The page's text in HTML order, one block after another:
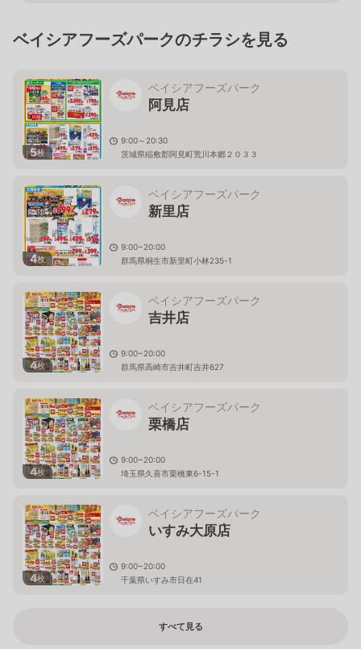
ベイシアフーズパークのチラシを見る
5枚
ベイシアフーズパーク
阿見店
9:00～20:30
茨城県稲敷郡阿見町荒川本郷２０３３
4枚
ベイシアフーズパーク
新里店
9:00~20:00
群馬県桐生市新里町小林235-1
4枚
ベイシアフーズパーク
吉井店
9:00~20:00
群馬県高崎市吉井町吉井627
4枚
ベイシアフーズパーク
栗橋店
9:00~20:00
埼玉県久喜市栗橋東6-15-1
4枚
ベイシアフーズパーク
いすみ大原店
9:00~20:00
千葉県いすみ市日在41
すべて見る